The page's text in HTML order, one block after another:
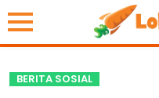
BERITA SOSIAL